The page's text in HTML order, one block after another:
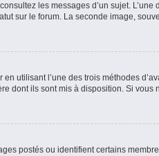
les messages d’un sujet.
sur le forum. La seconde image,
utilisant l’une des trois méthodes
dont ils sont mis à disposition. Si vous
postés ou identifient certains